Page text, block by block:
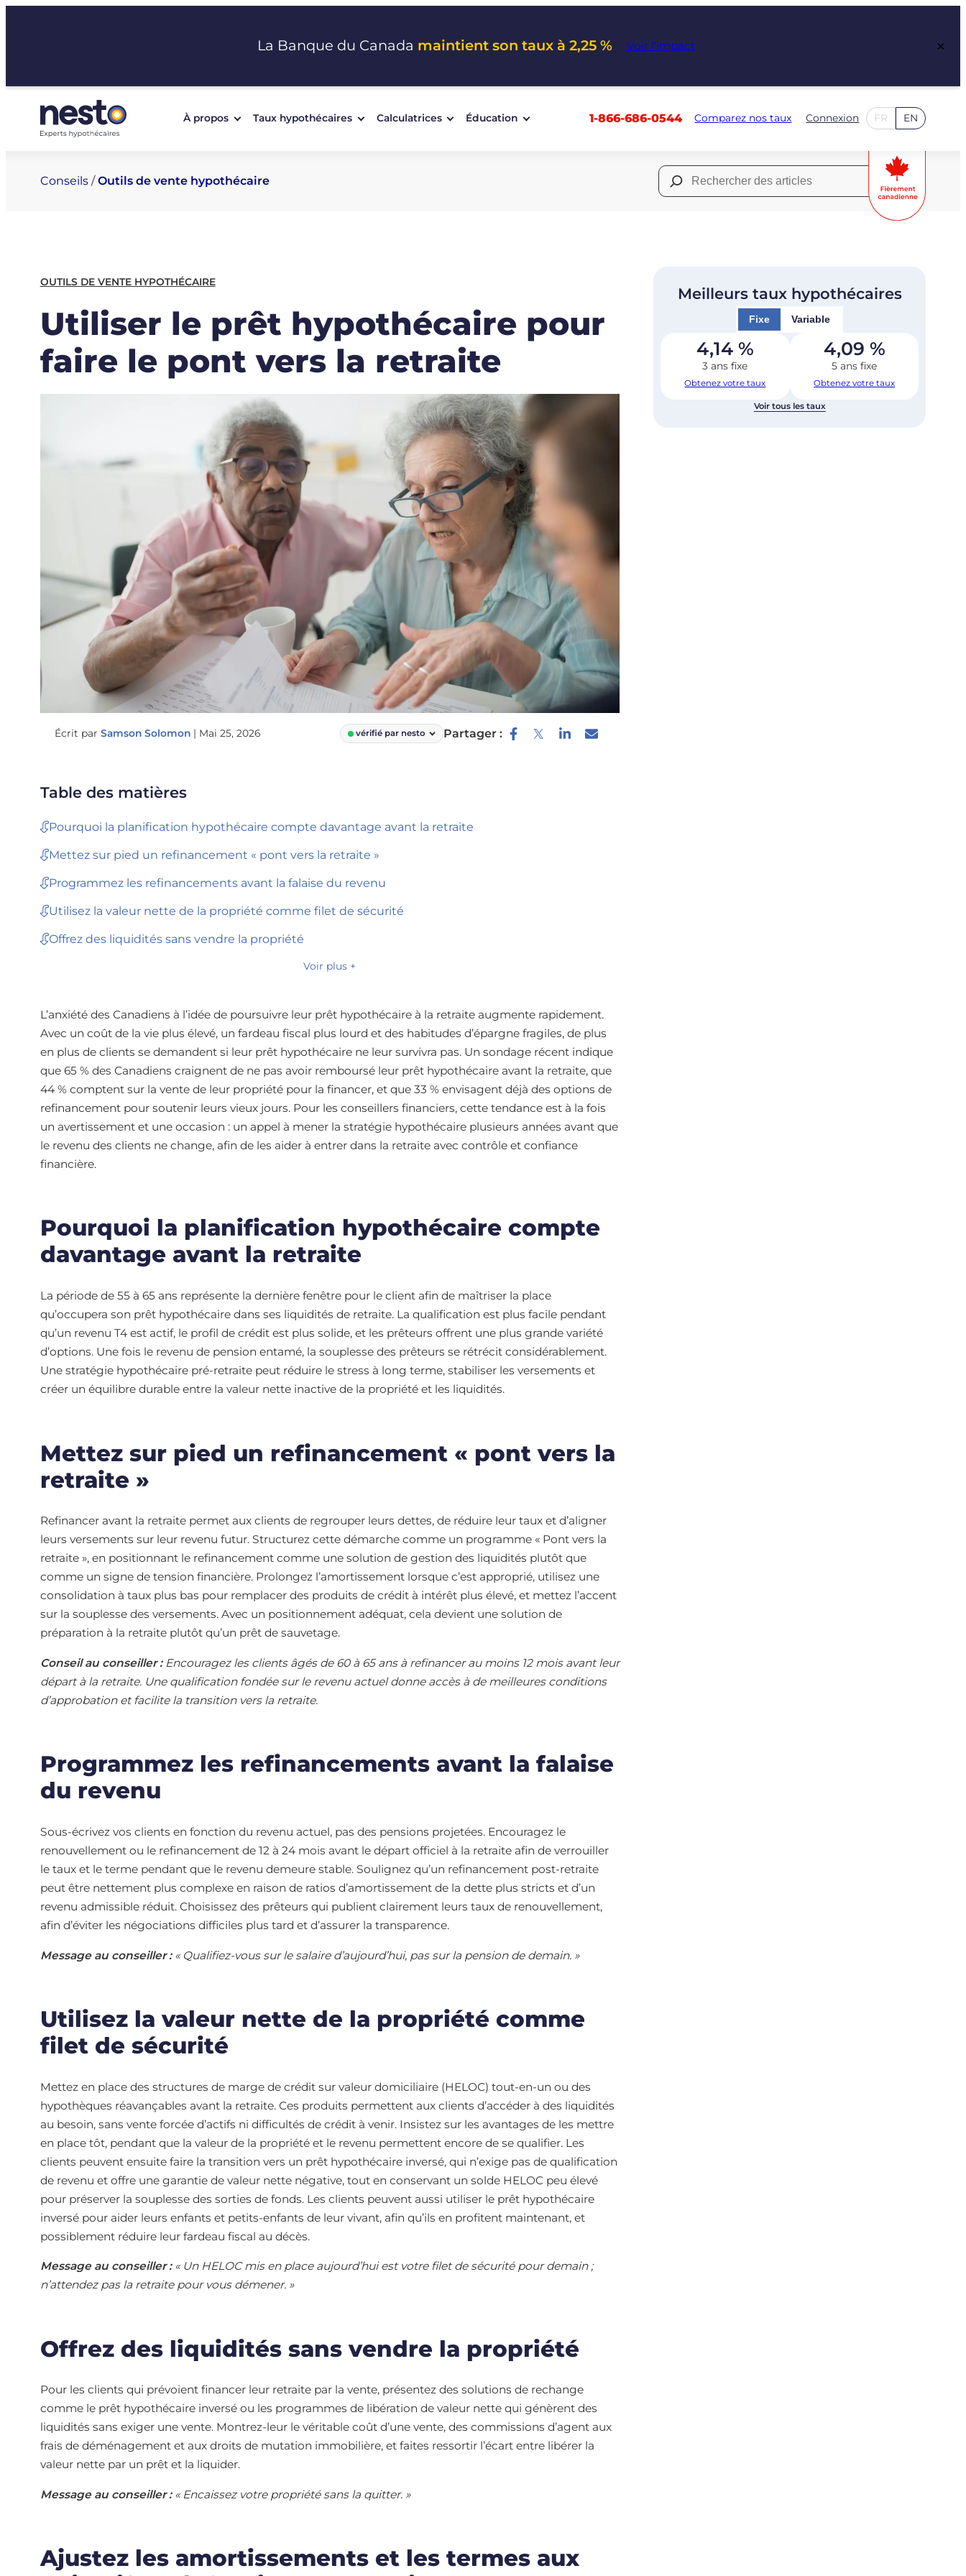
La Banque du Canada maintient son taux à 2,25 % Voir l’impact ×
À propos Taux hypothécaires Calculatrices Éducation 1-866-686-0544 Comparez nos taux Connexion FR EN
Conseils/Outils de vente hypothécaire Rechercher :
OUTILS DE VENTE HYPOTHÉCAIRE
Utiliser le prêt hypothécaire pour
faire le pont vers la retraite
Écrit par Samson Solomon | Mai 25, 2026 vérifié par nesto Partager :
Table des matières
Pourquoi la planification hypothécaire compte davantage avant la retraite
Mettez sur pied un refinancement « pont vers la retraite »
Programmez les refinancements avant la falaise du revenu
Utilisez la valeur nette de la propriété comme filet de sécurité
Offrez des liquidités sans vendre la propriété
Voir plus +
L’anxiété des Canadiens à l’idée de poursuivre leur prêt hypothécaire à la retraite augmente rapidement.
Avec un coût de la vie plus élevé, un fardeau fiscal plus lourd et des habitudes d’épargne fragiles, de plus
en plus de clients se demandent si leur prêt hypothécaire ne leur survivra pas. Un sondage récent indique
que 65 % des Canadiens craignent de ne pas avoir remboursé leur prêt hypothécaire avant la retraite, que
44 % comptent sur la vente de leur propriété pour la financer, et que 33 % envisagent déjà des options de
refinancement pour soutenir leurs vieux jours. Pour les conseillers financiers, cette tendance est à la fois
un avertissement et une occasion : un appel à mener la stratégie hypothécaire plusieurs années avant que
le revenu des clients ne change, afin de les aider à entrer dans la retraite avec contrôle et confiance
financière.
Pourquoi la planification hypothécaire compte
davantage avant la retraite
La période de 55 à 65 ans représente la dernière fenêtre pour le client afin de maîtriser la place
qu’occupera son prêt hypothécaire dans ses liquidités de retraite. La qualification est plus facile pendant
qu’un revenu T4 est actif, le profil de crédit est plus solide, et les prêteurs offrent une plus grande variété
d’options. Une fois le revenu de pension entamé, la souplesse des prêteurs se rétrécit considérablement.
Une stratégie hypothécaire pré-retraite peut réduire le stress à long terme, stabiliser les versements et
créer un équilibre durable entre la valeur nette inactive de la propriété et les liquidités.
Mettez sur pied un refinancement « pont vers la
retraite »
Refinancer avant la retraite permet aux clients de regrouper leurs dettes, de réduire leur taux et d’aligner
leurs versements sur leur revenu futur. Structurez cette démarche comme un programme « Pont vers la
retraite », en positionnant le refinancement comme une solution de gestion des liquidités plutôt que
comme un signe de tension financière. Prolongez l’amortissement lorsque c’est approprié, utilisez une
consolidation à taux plus bas pour remplacer des produits de crédit à intérêt plus élevé, et mettez l’accent
sur la souplesse des versements. Avec un positionnement adéquat, cela devient une solution de
préparation à la retraite plutôt qu’un prêt de sauvetage.
Conseil au conseiller :Encouragez les clients âgés de 60 à 65 ans à refinancer au moins 12 mois avant leur
départ à la retraite. Une qualification fondée sur le revenu actuel donne accès à de meilleures conditions
d’approbation et facilite la transition vers la retraite.
Programmez les refinancements avant la falaise
du revenu
Sous-écrivez vos clients en fonction du revenu actuel, pas des pensions projetées. Encouragez le
renouvellement ou le refinancement de 12 à 24 mois avant le départ officiel à la retraite afin de verrouiller
le taux et le terme pendant que le revenu demeure stable. Soulignez qu’un refinancement post-retraite
peut être nettement plus complexe en raison de ratios d’amortissement de la dette plus stricts et d’un
revenu admissible réduit. Choisissez des prêteurs qui publient clairement leurs taux de renouvellement,
afin d’éviter les négociations difficiles plus tard et d’assurer la transparence.
Message au conseiller :« Qualifiez-vous sur le salaire d’aujourd’hui, pas sur la pension de demain. »
Utilisez la valeur nette de la propriété comme
filet de sécurité
Mettez en place des structures de marge de crédit sur valeur domiciliaire (HELOC) tout-en-un ou des
hypothèques réavançables avant la retraite. Ces produits permettent aux clients d’accéder à des liquidités
au besoin, sans vente forcée d’actifs ni difficultés de crédit à venir. Insistez sur les avantages de les mettre
en place tôt, pendant que la valeur de la propriété et le revenu permettent encore de se qualifier. Les
clients peuvent ensuite faire la transition vers un prêt hypothécaire inversé, qui n’exige pas de qualification
de revenu et offre une garantie de valeur nette négative, tout en conservant un solde HELOC peu élevé
pour préserver la souplesse des sorties de fonds. Les clients peuvent aussi utiliser le prêt hypothécaire
inversé pour aider leurs enfants et petits-enfants de leur vivant, afin qu’ils en profitent maintenant, et
possiblement réduire leur fardeau fiscal au décès.
Message au conseiller :« Un HELOC mis en place aujourd’hui est votre filet de sécurité pour demain ;
n’attendez pas la retraite pour vous démener. »
Offrez des liquidités sans vendre la propriété
Pour les clients qui prévoient financer leur retraite par la vente, présentez des solutions de rechange
comme le prêt hypothécaire inversé ou les programmes de libération de valeur nette qui génèrent des
liquidités sans exiger une vente. Montrez-leur le véritable coût d’une vente, des commissions d’agent aux
frais de déménagement et aux droits de mutation immobilière, et faites ressortir l’écart entre libérer la
valeur nette par un prêt et la liquider.
Message au conseiller :« Encaissez votre propriété sans la quitter. »
Ajustez les amortissements et les termes aux
Meilleurs taux hypothécaires
Fixe Variable
4,14 %
3 ans fixe
Obtenez votre taux
4,09 %
5 ans fixe
Obtenez votre taux
Voir tous les taux